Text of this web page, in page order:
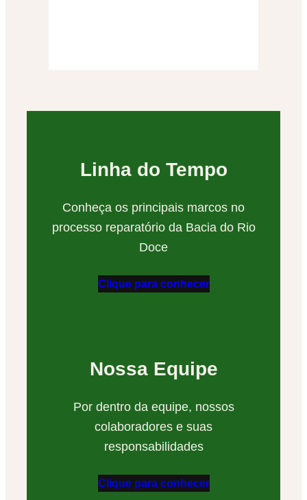
Linha do Tempo
Conheça os principais marcos no
processo reparatório da Bacia do Rio
Doce
Clique para conhecer
Nossa Equipe
Por dentro da equipe, nossos
colaboradores e suas
responsabilidades
Clique para conhecer